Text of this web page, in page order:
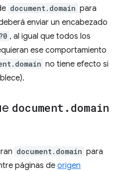
document.domain para
enviar un encabezado
, al igual que todos los
ese comportamiento
no tiene efecto si
document . domain
document.domain para
páginas de origen